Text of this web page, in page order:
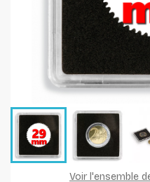
Voir l'ensemble